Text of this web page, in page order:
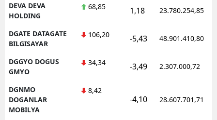
DEVA DEVA
HOLDING
68,85 1,18 23.780.254,85
DGATE DATAGATE
BILGISAYAR
106,20 -5,43 48.901.410,80
DGGYO DOGUS
GMYO
34,34 -3,49 2.307.000,72
DGNMO
DOGANLAR
MOBILYA
8,42
-4,10 28.607.701,71